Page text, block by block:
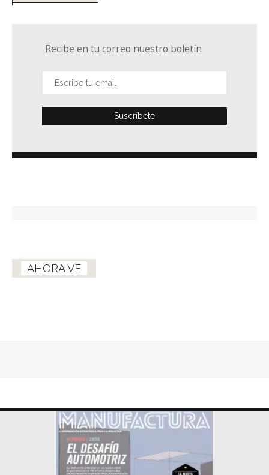
Recibe en tu correo nuestro boletín
AHORA VE